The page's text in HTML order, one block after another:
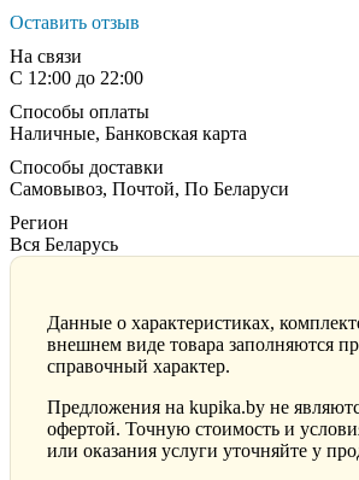
Оставить отзыв
На связи
С 12:00 до 22:00
Способы оплаты
Наличные, Банковская карта
Способы доставки
Самовывоз, Почтой, По Беларуси
Регион
Вся Беларусь
Данные о характеристиках,
внешнем виде товара заполняются
справочный характер.
Предложения на kupika.by не
офертой. Точную стоимость и
или оказания услуги уточняйте у